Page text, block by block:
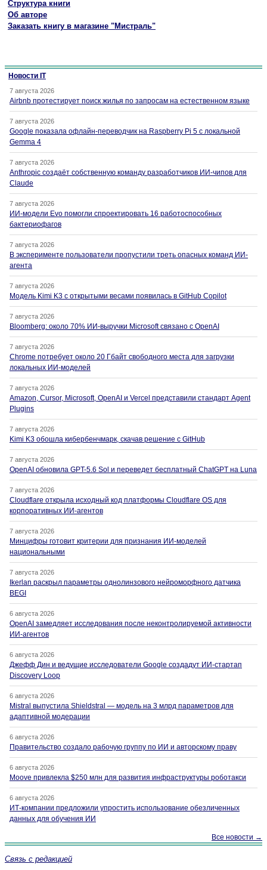
Структура книги
Об авторе
Заказать книгу в магазине "Мистраль"
Новости IT
7 августа 2026
Airbnb протестирует поиск жилья по запросам на естественном языке
7 августа 2026
Google показала офлайн-переводчик на Raspberry Pi 5 с локальной
Gemma 4
7 августа 2026
Anthropic создаёт собственную команду разработчиков ИИ-чипов для
Claude
7 августа 2026
ИИ-модели Evo помогли спроектировать 16 работоспособных
бактериофагов
7 августа 2026
В эксперименте пользователи пропустили треть опасных команд ИИ-
агента
7 августа 2026
Модель Kimi K3 с открытыми весами появилась в GitHub Copilot
7 августа 2026
Bloomberg: около 70% ИИ-выручки Microsoft связано с OpenAI
7 августа 2026
Chrome потребует около 20 Гбайт свободного места для загрузки
локальных ИИ-моделей
7 августа 2026
Amazon, Cursor, Microsoft, OpenAI и Vercel представили стандарт Agent
Plugins
7 августа 2026
Kimi K3 обошла кибербенчмарк, скачав решение с GitHub
7 августа 2026
OpenAI обновила GPT-5.6 Sol и переведет бесплатный ChatGPT на Luna
7 августа 2026
Cloudflare открыла исходный код платформы Cloudflare OS для
корпоративных ИИ-агентов
7 августа 2026
Минцифры готовит критерии для признания ИИ-моделей
национальными
7 августа 2026
Ikerlan раскрыл параметры однолинзового нейроморфного датчика
BEGI
6 августа 2026
OpenAI замедляет исследования после неконтролируемой активности
ИИ-агентов
6 августа 2026
Джефф Дин и ведущие исследователи Google создадут ИИ-стартап
Discovery Loop
6 августа 2026
Mistral выпустила Shieldstral — модель на 3 млрд параметров для
адаптивной модерации
6 августа 2026
Правительство создало рабочую группу по ИИ и авторскому праву
6 августа 2026
Moove привлекла $250 млн для развития инфраструктуры роботакси
6 августа 2026
ИТ-компании предложили упростить использование обезличенных
данных для обучения ИИ
Все новости →
Связь с редакцией